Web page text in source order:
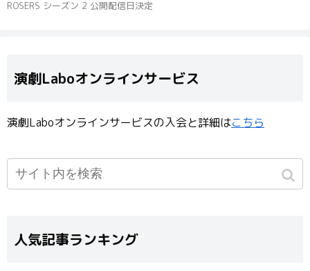
ROSERS シーズン 2 公開配信日決定
演劇Laboオンラインサービス
演劇Laboオンラインサービスの入会と詳細はこちら
人気記事ランキング